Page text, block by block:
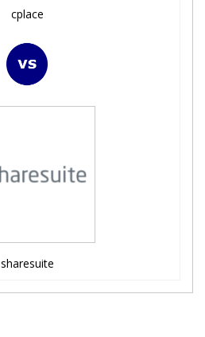
cplace
sharesuite